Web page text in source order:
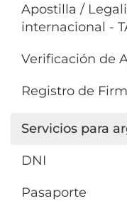
Apostilla /
internacional -
Verificación de
Registro de
Servicios para
DNI
Pasaporte